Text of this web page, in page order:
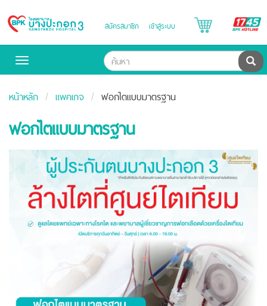
Bangpakok
สมัครสมาชิก เข้าสู่ระบบ
Toggle
ค้น
หน้าหลัก แพคเกจ ฟอกไตแบบมาตรฐาน
ฟอกไตแบบมาตรฐาน